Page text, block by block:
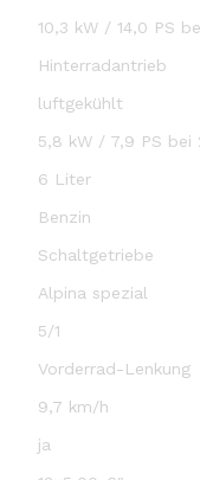
10,3 kW / 14,0 PS
Hinterradantrieb
luftgekühlt
5,8 kW / 7,9 PS bei
6 Liter
Benzin
Schaltgetriebe
Alpina spezial
5/1
Vorderrad-Lenkung
9,7 km/h
ja